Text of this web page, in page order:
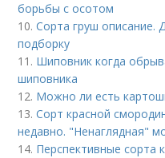
борьбы с осотом
10.Сорта груш описание.
подборку
11. Шиповник когда
шиповника
12. Можно ли есть
13.Сорт красной
недавно. "Ненаглядная"
14. Перспективные сорта